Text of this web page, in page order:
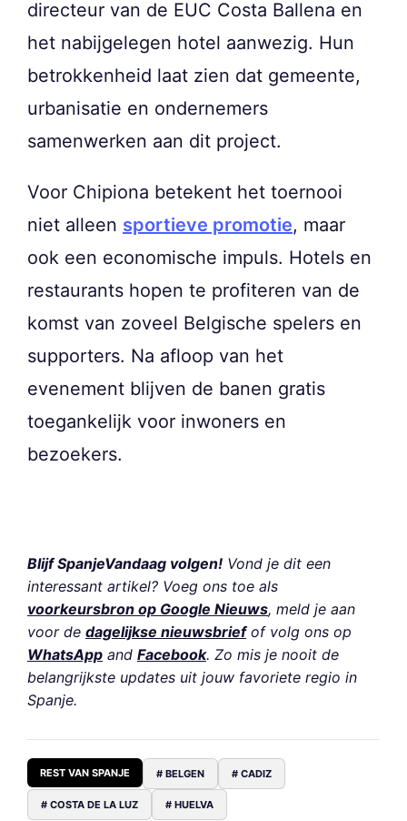
directeur van de EUC Costa Ballena en
het nabijgelegen hotel aanwezig. Hun
betrokkenheid laat zien dat gemeente,
urbanisatie en ondernemers
samenwerken aan dit project.
Voor Chipiona betekent het toernooi
niet alleen sportieve promotie, maar
ook een economische impuls. Hotels en
restaurants hopen te profiteren van de
komst van zoveel Belgische spelers en
supporters. Na afloop van het
evenement blijven de banen gratis
toegankelijk voor inwoners en
bezoekers.
Blijf SpanjeVandaag volgen! Vond je dit een
interessant artikel? Voeg ons toe als
voorkeursbron op Google Nieuws, meld je aan
voor de dagelijkse nieuwsbriefof volg ons op
WhatsApp and Facebook. Zo mis je nooit de
belangrijkste updates uit jouw favoriete regio in
Spanje.
REST VAN SPANJE # BELGEN # CADIZ
# COSTA DE LA LUZ # HUELVA